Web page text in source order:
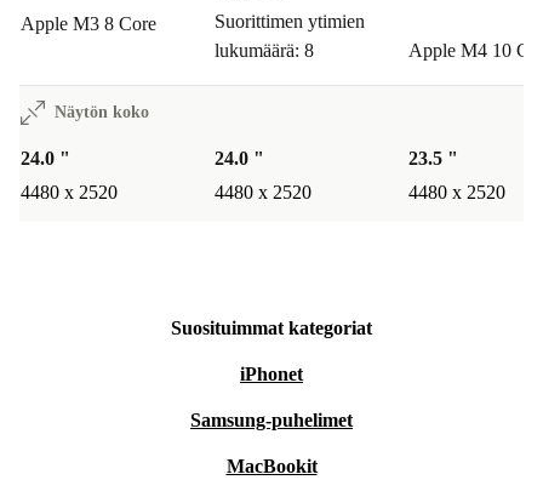
Apple M3 8 Core
Suorittimen ytimien
lukumäärä: 8
Apple M4 10
Näytön koko
24.0 "
4480 x 2520
24.0 "
4480 x 2520
23.5 "
4480 x 2520
Suosituimmat kategoriat
iPhonet
Samsung-puhelimet
MacBookit